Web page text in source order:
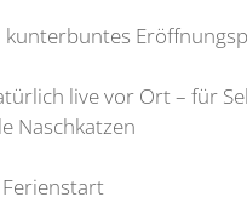
kunterbuntes
live vor Ort – für
Naschkatzen